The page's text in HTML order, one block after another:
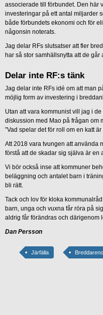
associerade till förbundet. Den här
investeringar på ett antal miljarder
både förbundets ekonomi och för
någonsin noterats.
Jag delar RFs slutsatser att fler
har så stor samhällsnytta att de går
Delar inte RF:s tänk
Jag delar inte RFs idé om att man
möjlig form av investering i
Utan att vara kommunist vill jag i
diskussion med Mao på frågan om
”Vad spelar det för roll om en katt
Att 2018 vara tvungen att använda
förstå att de skadar sig själva är en
Vi bör också inse att kommuner
beläggning och antalet barn i
bli rätt.
Tack och lov för kloka
barn, unga och vuxna får röra på
aldrig får förändras och därigenom
Dan Persson
Järfälla